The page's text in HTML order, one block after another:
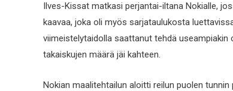
Ilves-Kissat matkasi perjantai-iltana Nokialle,
kaavaa, joka oli myös sarjataulukosta
viimeistelytaidolla saattanut tehdä useampiakin
takaiskujen määrä jäi kahteen.
Nokian maalitehtailun aloitti reilun puolen tunnin